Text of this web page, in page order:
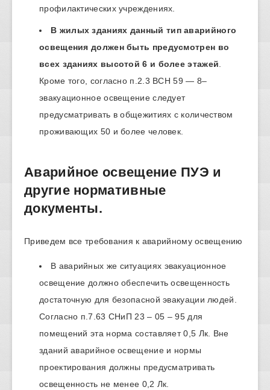
профилактических учреждениях.
В жилых зданиях данный тип аварийного
освещения должен быть предусмотрен во
всех зданиях высотой 6 и более этажей.
Кроме того, согласно п.2.3 ВСН 59 — 8–
эвакуационное освещение следует
предусматривать в общежитиях с количеством
проживающих 50 и более человек.
Аварийное освещение ПУЭ и
другие нормативные
документы.
Приведем все требования к аварийному освещению
В аварийных же ситуациях эвакуационное
освещение должно обеспечить освещенность
достаточную для безопасной эвакуации людей.
Согласно п.7.63 СНиП 23 – 05 – 95 для
помещений эта норма составляет 0,5 Лк. Вне
зданий аварийное освещение и нормы
проектирования должны предусматривать
освещенность не менее 0,2 Лк.